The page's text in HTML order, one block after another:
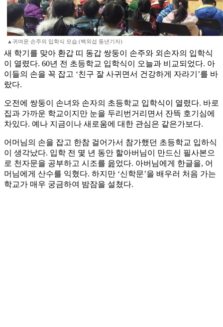
▲귀여운 손주의 입학식 모습.(백외섭 동년기자)
새 학기를 맞아 환갑 띠 동갑 쌍둥이 손주와 외손자의 입학식
이 열렸다. 60년 전 초등학교 입학식이 오늘과 비교되었다. 아
이들의 손을 꼭 잡고 ‘친구 잘 사귀면서 건강하게 자라기’를 바
랐다.
오전에 쌍둥이 손녀와 손자의 초등학교 입학식이 열렸다. 바로
집과 가까운 학교이지만 눈을 두리번거리면서 잔뜩 호기심에
차있다. 예나 지금이나 새로움에 대한 관심은 같은가보다.
어머님의 손을 잡고 한참 걸어가서 참가했던 초등학교 입하식
이 생각났다. 입학 전 몇 년 동안 할아버님이 만드신 필사본으
로 천자문을 공부하고 시조를 읊었다. 아버님에게 한글을, 어
머님에게 산수를 익혔다. 하지만 ‘신학문’을 배우러 처음 가는
학교가 매우 궁금하여 밤잠을 설쳤다.